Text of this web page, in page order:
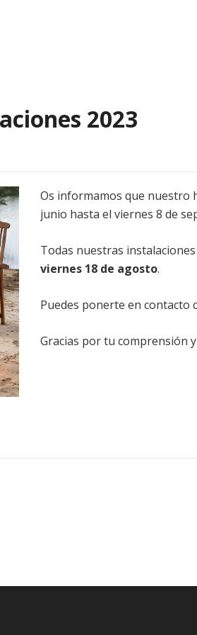
2023
Os informamos que nuestro
junio hasta el viernes 8 de
Todas nuestras
viernes 18 de agosto.
Puedes ponerte en
Gracias por tu comprensión